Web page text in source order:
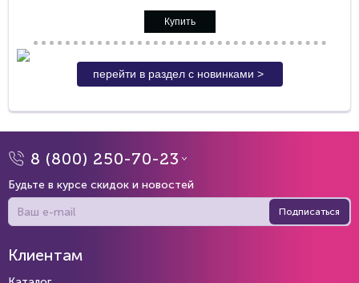
Купить
перейти в раздел с новинками >
8 (800) 250-70-23
Будьте в курсе скидок и новостей
Подписаться
Клиентам